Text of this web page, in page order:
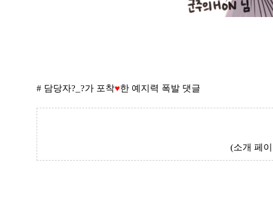
# 담당자?_?가 포착♥한 예지력 폭발 댓글
(소개 페